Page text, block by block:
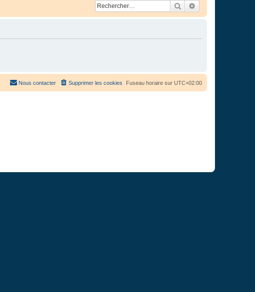
Rechercher
Fuseau horaire sur UTC+02:00
Supprimer les cookies
Nous contacter